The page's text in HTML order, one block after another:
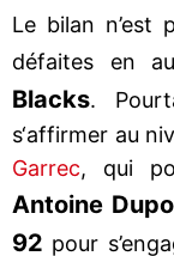
Le bilan n’est
défaites en
Blacks.
s‘affirmer au
Garrec, qui
Antoine
92 pour